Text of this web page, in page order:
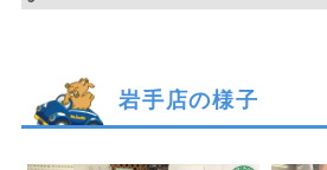
岩手店の様子